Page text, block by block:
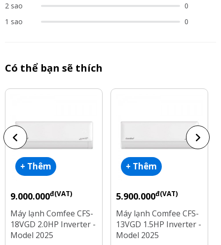
2 sao
0
1 sao
0
Có thể bạn sẽ thích
+ Thêm
9.000.000đ(VAT)
Máy lạnh Comfee CFS-
18VGD 2.0HP Inverter -
Model 2025
+ Thêm
5.900.000đ(VAT)
Máy lạnh Comfee CFS-
13VGD 1.5HP Inverter -
Model 2025